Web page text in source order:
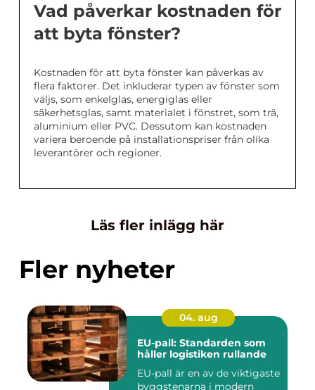
Vad påverkar kostnaden för
att byta fönster?
Kostnaden för att byta fönster kan påverkas av
flera faktorer. Det inkluderar typen av fönster som
väljs, som enkelglas, energiglas eller
säkerhetsglas, samt materialet i fönstret, som trä,
aluminium eller PVC. Dessutom kan kostnaden
variera beroende på installationspriser från olika
leverantörer och regioner.
Läs fler inlägg här
Fler nyheter
04. aug
EU-pall: Standarden som
håller logistiken rullande
EU-pall är en av de viktigaste
byggstenarna i modern